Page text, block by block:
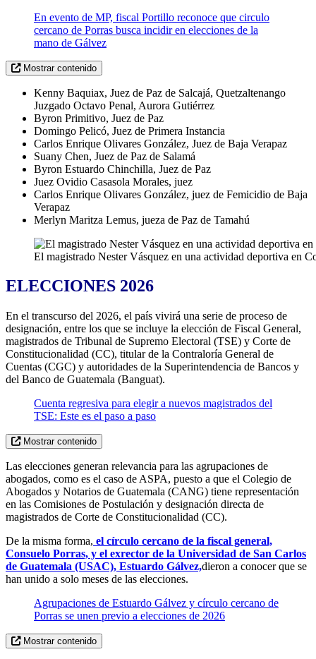
En evento de MP, fiscal Portillo reconoce que circulo
cercano de Porras busca incidir en elecciones de la
mano de Gálvez
Mostrar contenido
Kenny Baquiax, Juez de Paz de Salcajá, Quetzaltenango
Juzgado Octavo Penal, Aurora Gutiérrez
Byron Primitivo, Juez de Paz
Domingo Pelicó, Juez de Primera Instancia
Carlos Enrique Olivares González, Juez de Baja Verapaz
Suany Chen, Juez de Paz de Salamá
Byron Estuardo Chinchilla, Juez de Paz
Juez Ovidio Casasola Morales, juez
Carlos Enrique Olivares González, juez de Femicidio de Baja
Verapaz
Merlyn Maritza Lemus, jueza de Paz de Tamahú
El magistrado Nester Vásquez en una actividad deportiva en
ELECCIONES 2026
En el transcurso del 2026, el país vivirá una serie de proceso de
designación, entre los que se incluye la elección de Fiscal General,
magistrados de Tribunal de Supremo Electoral (TSE) y Corte de
Constitucionalidad (CC), titular de la Contraloría General de
Cuentas (CGC) y autoridades de la Superintendencia de Bancos y
del Banco de Guatemala (Banguat).
Cuenta regresiva para elegir a nuevos magistrados del
TSE: Este es el paso a paso
Mostrar contenido
Las elecciones generan relevancia para las agrupaciones de
abogados, como es el caso de ASPA, puesto a que el Colegio de
Abogados y Notarios de Guatemala (CANG) tiene representación
en las Comisiones de Postulación y designación directa de
magistrados de Corte de Constitucionalidad (CC).
De la misma forma, el círculo cercano de la fiscal general,
Consuelo Porras, y el exrector de la Universidad de San Carlos
de Guatemala (USAC), Estuardo Gálvez,dieron a conocer que se
han unido a solo meses de las elecciones.
Agrupaciones de Estuardo Gálvez y círculo cercano de
Porras se unen previo a elecciones de 2026
Mostrar contenido